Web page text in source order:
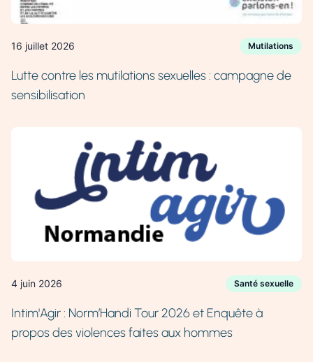
16 juillet 2026 Mutilations
Lutte contre les mutilations sexuelles : campagne de
sensibilisation
4 juin 2026 Santé sexuelle
Intim'Agir : Norm’Handi Tour 2026 et Enquête à
propos des violences faites aux hommes